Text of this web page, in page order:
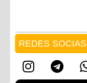
REDES SOCIAS